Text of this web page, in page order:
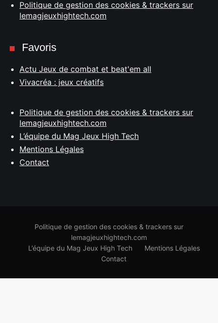
Politique de gestion des cookies & trackers sur
lemagjeuxhightech.com
Favoris
Actu Jeux de combat et beat'em all
Vivacréa : jeux créatifs
Politique de gestion des cookies & trackers sur
lemagjeuxhightech.com
L’équipe du Mag Jeux High Tech
Mentions Légales
Contact
Politique de gestion des cookies & trackers sur
lemagjeuxhightech.com
L’équipe du Mag Jeux High Tech
Mentions Légales
Contact